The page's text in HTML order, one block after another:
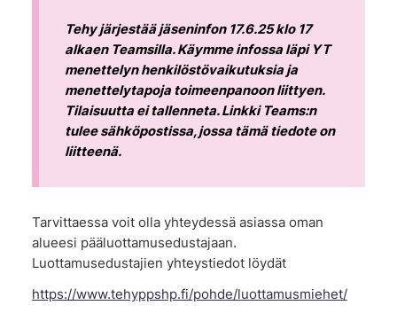
Tehy järjestää jäseninfon 17.6.25 klo 17
alkaen Teamsilla. Käymme infossa läpi YT
menettelyn henkilöstövaikutuksia ja
menettelytapoja toimeenpanoon liittyen.
Tilaisuutta ei tallenneta. Linkki Teams:n
tulee sähköpostissa, jossa tämä tiedote on
liitteenä.
Tarvittaessa voit olla yhteydessä asiassa oman
alueesi pääluottamusedustajaan.
Luottamusedustajien yhteystiedot löydät
https://www.tehyppshp.fi/pohde/luottamusmiehet/